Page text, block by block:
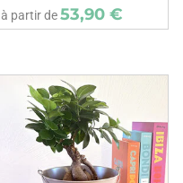
à partir de53,90 €